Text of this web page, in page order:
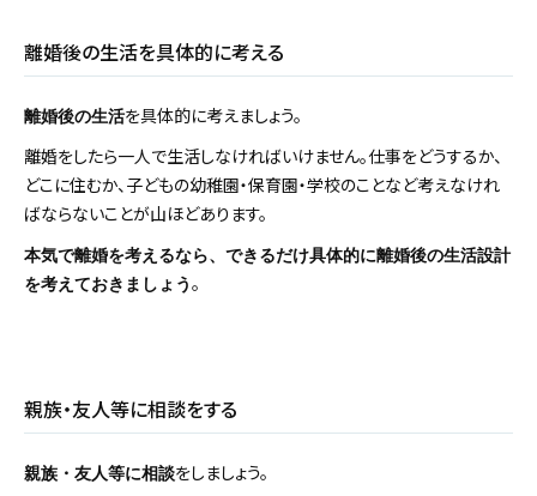
離婚後の生活を具体的に考える
離婚後の生活を具体的に考えましょう。
離婚をしたら一人で生活しなければいけません。仕事をどうするか、
どこに住むか、子どもの幼稚園・保育園・学校のことなど考えなけれ
ばならないことが山ほどあります。
本気で離婚を考えるなら、できるだけ具体的に離婚後の生活設計
を考えておきましょう 。
親族・友人等に相談をする
親族・友人等に相談をしましょう。